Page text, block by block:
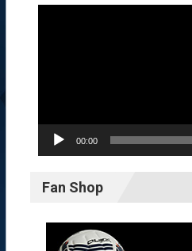
00:00
Fan Shop